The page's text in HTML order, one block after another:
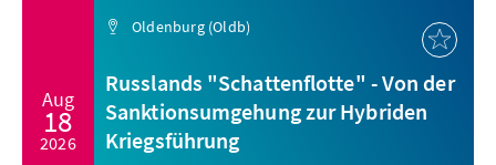
Aug
18
2026
Oldenburg (Oldb)
Russlands "Schattenflotte" - Von der
Sanktionsumgehung zur Hybriden
Kriegsführung